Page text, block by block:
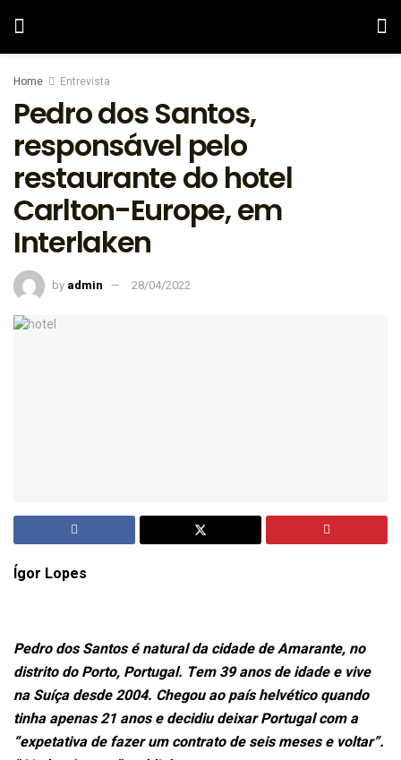
Home Entrevista
Pedro dos Santos,
responsável pelo
restaurante do hotel
Carlton-Europe, em
Interlaken
by admin 28/04/2022
Ígor Lopes
Pedro dos Santos é natural da cidade de Amarante, no
distrito do Porto, Portugal. Tem 39 anos de idade e vive
na Suíça desde 2004. Chegou ao país helvético quando
tinha apenas 21 anos e decidiu deixar Portugal com a
“expetativa de fazer um contrato de seis meses e voltar”.